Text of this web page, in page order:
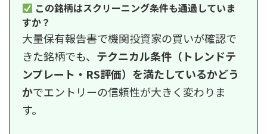
この銘柄はスクリーニング条件も通過していま
すか？
大量保有報告書で機関投資家の買いが確認で
きた銘柄でも、 テクニカル条件（トレンドテ
ンプレート・RS評価）を満たしているかどう
かでエントリーの信頼性が大きく変わりま
す。